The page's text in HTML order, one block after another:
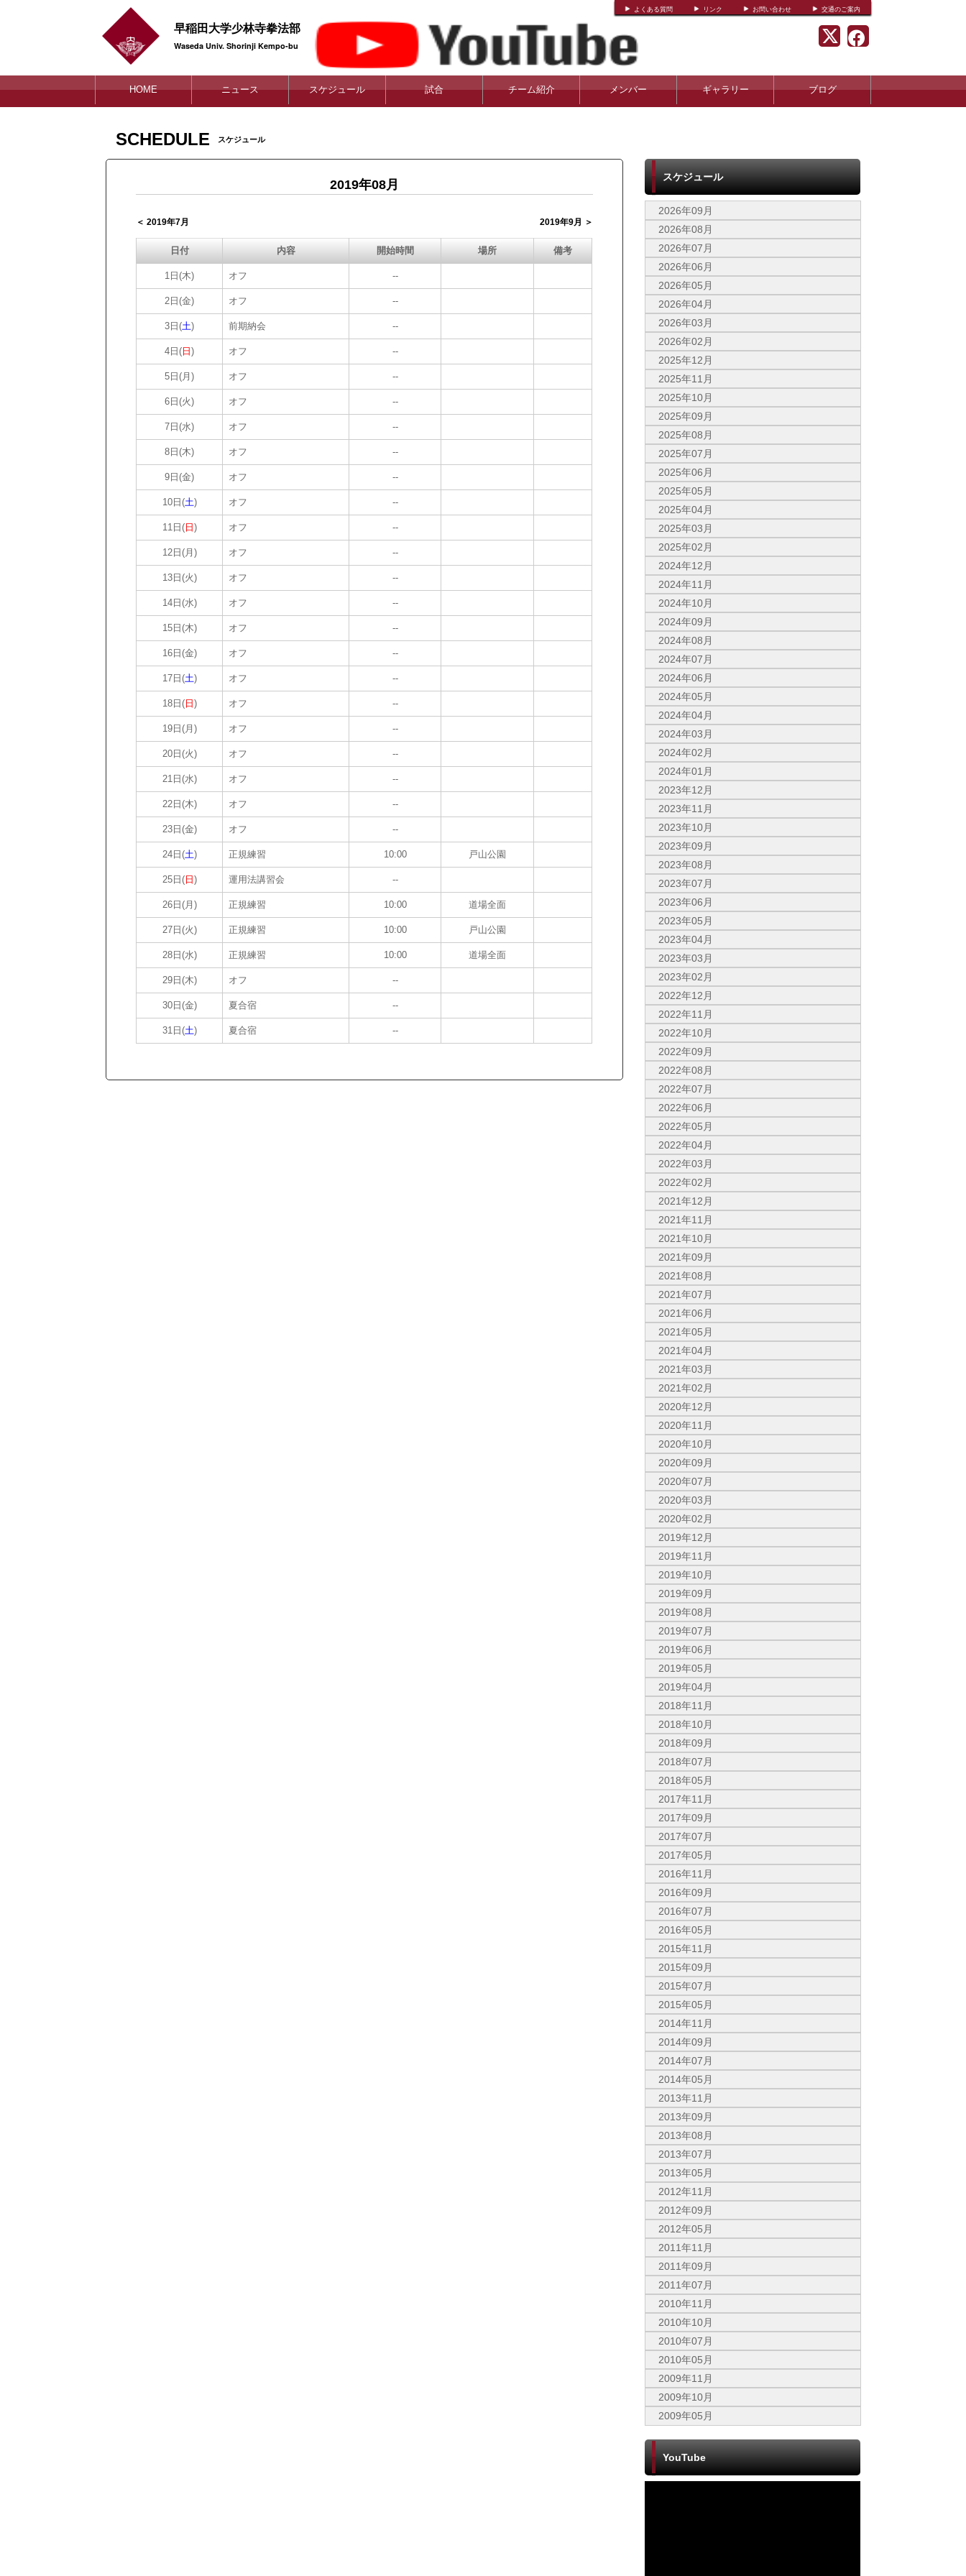
よくある質問 リンク お問い合わせ 交通のご案内
早稲田大学少林寺拳法部
Waseda Univ. Shorinji Kempo-bu
HOME ニュース スケジュール 試合 チーム紹介 メンバー ギャラリー ブログ
SCHEDULE スケジュール
2019年08月
＜ 2019年7月 2019年9月 ＞
日付 内容 開始時間 場所 備考
1日(木) オフ --
2日(金) オフ --
3日(土) 前期納会 --
4日( 日) オフ --
5日(月) オフ --
6日(火) オフ --
7日(水) オフ --
8日(木) オフ --
9日(金) オフ --
10日(土) オフ --
11日(日 ) オフ --
12日(月) オフ --
13日(火) オフ --
14日(水) オフ --
15日(木) オフ --
16日(金) オフ --
17日(土) オフ --
18日(日 ) オフ --
19日(月) オフ --
20日(火) オフ --
21日(水) オフ --
22日(木) オフ --
23日(金) オフ --
24日(土) 正規練習 10:00 戸山公園
25日(日 ) 運用法講習会 --
26日(月) 正規練習 10:00 道場全面
27日(火) 正規練習 10:00 戸山公園
28日(水) 正規練習 10:00 道場全面
29日(木) オフ --
30日(金) 夏合宿 --
31日(土) 夏合宿 --
スケジュール
2026年09月
2026年08月
2026年07月
2026年06月
2026年05月
2026年04月
2026年03月
2026年02月
2025年12月
2025年11月
2025年10月
2025年09月
2025年08月
2025年07月
2025年06月
2025年05月
2025年04月
2025年03月
2025年02月
2024年12月
2024年11月
2024年10月
2024年09月
2024年08月
2024年07月
2024年06月
2024年05月
2024年04月
2024年03月
2024年02月
2024年01月
2023年12月
2023年11月
2023年10月
2023年09月
2023年08月
2023年07月
2023年06月
2023年05月
2023年04月
2023年03月
2023年02月
2022年12月
2022年11月
2022年10月
2022年09月
2022年08月
2022年07月
2022年06月
2022年05月
2022年04月
2022年03月
2022年02月
2021年12月
2021年11月
2021年10月
2021年09月
2021年08月
2021年07月
2021年06月
2021年05月
2021年04月
2021年03月
2021年02月
2020年12月
2020年11月
2020年10月
2020年09月
2020年07月
2020年03月
2020年02月
2019年12月
2019年11月
2019年10月
2019年09月
2019年08月
2019年07月
2019年06月
2019年05月
2019年04月
2018年11月
2018年10月
2018年09月
2018年07月
2018年05月
2017年11月
2017年09月
2017年07月
2017年05月
2016年11月
2016年09月
2016年07月
2016年05月
2015年11月
2015年09月
2015年07月
2015年05月
2014年11月
2014年09月
2014年07月
2014年05月
2013年11月
2013年09月
2013年08月
2013年07月
2013年05月
2012年11月
2012年09月
2012年05月
2011年11月
2011年09月
2011年07月
2010年11月
2010年10月
2010年07月
2010年05月
2009年11月
2009年10月
2009年05月
YouTube